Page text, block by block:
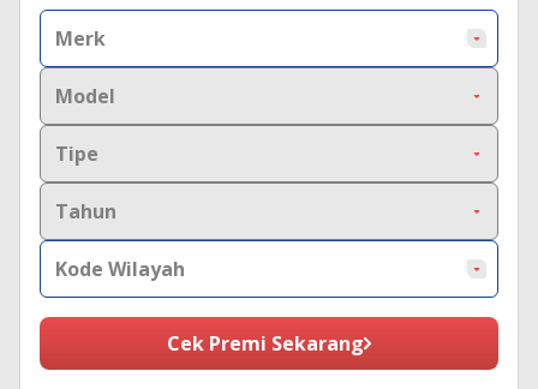
Merk
Model
Tipe
Tahun
Kode Wilayah
Cek Premi Sekarang